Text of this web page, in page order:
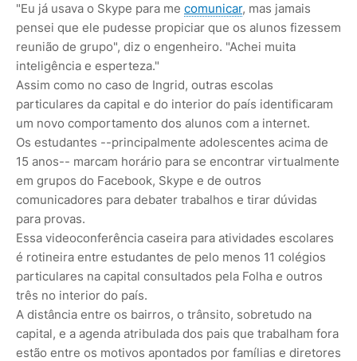
"Eu já usava o Skype para me comunicar, mas jamais
pensei que ele pudesse propiciar que os alunos fizessem
reunião de grupo", diz o engenheiro. "Achei muita
inteligência e esperteza."
Assim como no caso de Ingrid, outras escolas
particulares da capital e do interior do país identificaram
um novo comportamento dos alunos com a internet.
Os estudantes --principalmente adolescentes acima de
15 anos-- marcam horário para se encontrar virtualmente
em grupos do Facebook, Skype e de outros
comunicadores para debater trabalhos e tirar dúvidas
para provas.
Essa videoconferência caseira para atividades escolares
é rotineira entre estudantes de pelo menos 11 colégios
particulares na capital consultados pela Folha e outros
três no interior do país.
A distância entre os bairros, o trânsito, sobretudo na
capital, e a agenda atribulada dos pais que trabalham fora
estão entre os motivos apontados por famílias e diretores